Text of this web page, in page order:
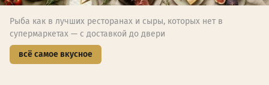
Рыба как в лучших ресторанах и сыры, которых нет в
супермаркетах — с доставкой до двери
всё самое вкусное